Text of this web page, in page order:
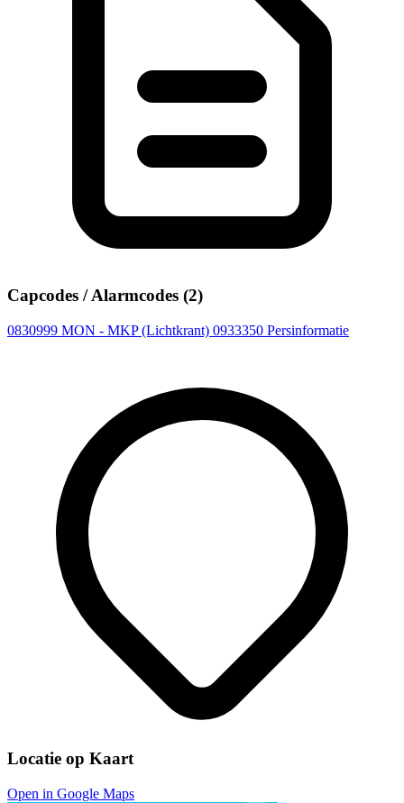
Capcodes / Alarmcodes (2)
0830999 MON - MKP (Lichtkrant) 0933350 Persinformatie
Locatie op Kaart
Open in Google Maps